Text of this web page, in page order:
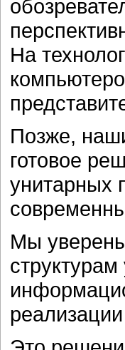
На
Позже,
готовое
унитарных
Мы